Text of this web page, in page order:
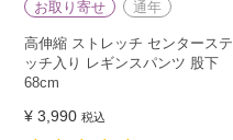
お取り寄せ
通年
高伸縮 ストレッチ センターステ
ッチ入り レギンスパンツ 股下
68cm
¥ 3,990 税込